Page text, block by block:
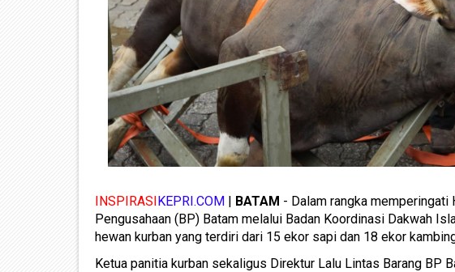
INSPIRASI KEPRI.COM BATAM - Dalam rangka memperingati
Pengusahaan (BP) Batam melalui Badan Koordinasi Dakwah
hewan kurban yang terdiri dari 15 ekor sapi dan 18 ekor
Ketua panitia kurban sekaligus Direktur Lalu Lintas Barang BP